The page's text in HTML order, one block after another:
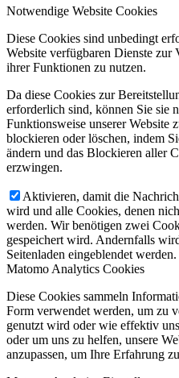
Notwendige Website Cookies
Diese Cookies sind unbedingt
Website verfügbaren Dienste zur
ihrer Funktionen zu nutzen.
Da diese Cookies zur
erforderlich sind, können Sie sie
Funktionsweise unserer Website
blockieren oder löschen, indem
ändern und das Blockieren aller
erzwingen.
Aktivieren, damit die
wird und alle Cookies, denen
werden. Wir benötigen zwei
gespeichert wird. Andernfalls
Seitenladen eingeblendet werden.
Matomo Analytics Cookies
Diese Cookies sammeln
Form verwendet werden, um zu
genutzt wird oder wie effektiv
oder um uns zu helfen, unsere
anzupassen, um Ihre Erfahrung